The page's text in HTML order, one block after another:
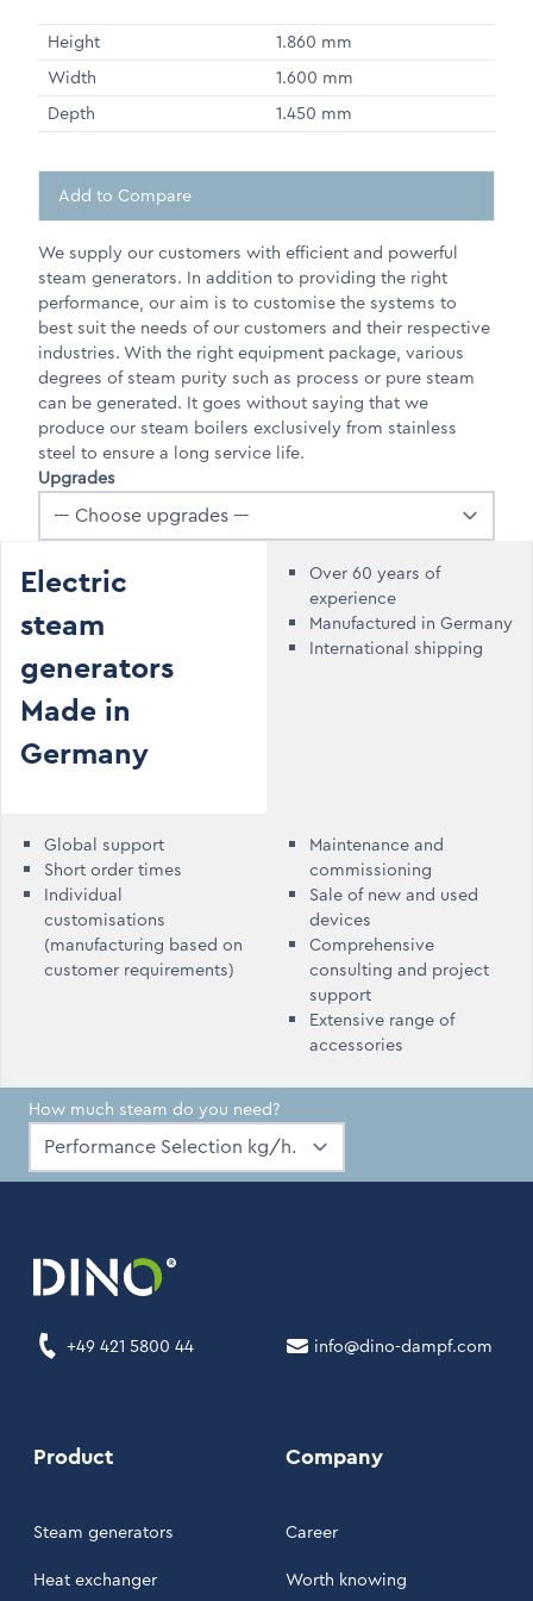
Height
1.860 mm
Width
1.600 mm
Depth
1.450 mm
Add to Compare
We supply our customers with efficient and powerful
steam generators. In addition to providing the right
performance, our aim is to customise the systems to
best suit the needs of our customers and their respective
industries. With the right equipment package, various
degrees of steam purity such as process or pure steam
can be generated. It goes without saying that we
produce our steam boilers exclusively from stainless
steel to ensure a long service life.
Upgrades
Electric
steam
generators
Made in
Germany
Over 60 years of
experience
Manufactured in Germany
International shipping
Global support
Short order times
Individual
customisations
(manufacturing based on
customer requirements)
Maintenance and
commissioning
Sale of new and used
devices
Comprehensive
consulting and project
support
Extensive range of
accessories
How much steam do you need?
+49 421 5800 44 info@dino-dampf.com
Product
Steam generators
Heat exchanger
Company
Career
Worth knowing